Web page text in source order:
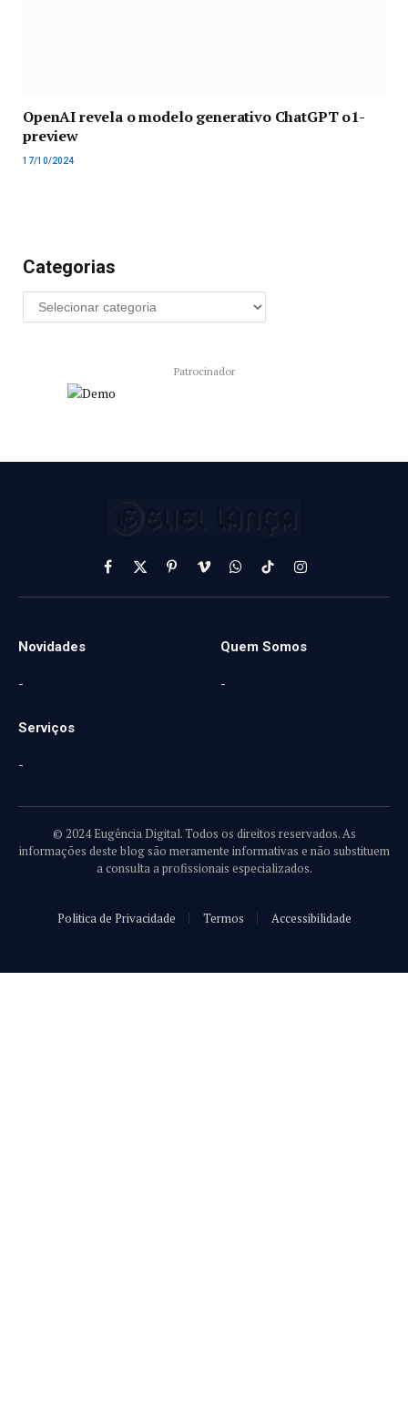
OpenAI revela o modelo generativo ChatGPT o1-
preview
17/10/2024
Categorias
Patrocinador
Facebook
X
(Twitter)
PinterestVimeoWhatsApp
TikTokInstagram
Novidades
-
Quem Somos
-
Serviços
-
© 2024 Eugência Digital. Todos os direitos reservados. As
informações deste blog são meramente informativas e não substituem
a consulta a profissionais especializados.
Politica de Privacidade Termos Accessibilidade